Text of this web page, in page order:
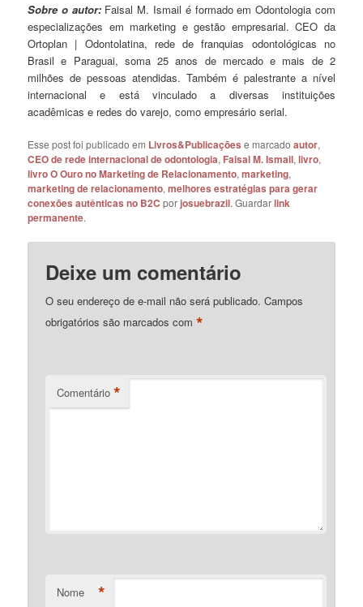
Sobre o autor:Faisal M. Ismail é formado em Odontologia com
especializações em marketing e gestão empresarial. CEO da
Ortoplan | Odontolatina, rede de franquias odontológicas no
Brasil e Paraguai, soma 25 anos de mercado e mais de 2
milhões de pessoas atendidas. Também é palestrante a nível
internacional e está vinculado a diversas instituições
acadêmicas e redes do varejo, como empresário serial.
Esse post foi publicado em Livros&Publicações e marcadoautor,
CEO de rede internacional de odontologia, Faisal M. Ismail,livro,
livro O Ouro no Marketing de Relacionamento,marketing,
marketing de relacionamento,melhores estratégias para gerar
conexões autênticas no B2C porjosuebrazil. Guardarlink
permanente.
Deixe um comentário
O seu endereço de e-mail não será publicado. Campos
obrigatórios são marcados com*
Comentário *
Nome *